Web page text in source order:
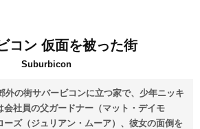
コン 仮面を被った街
Suburbicon
外の街サバービコンに立つ家で、少年ニッキ
会社員の父ガードナー（マット・デイモ
ーズ（ジュリアン・ムーア）、彼女の面倒を